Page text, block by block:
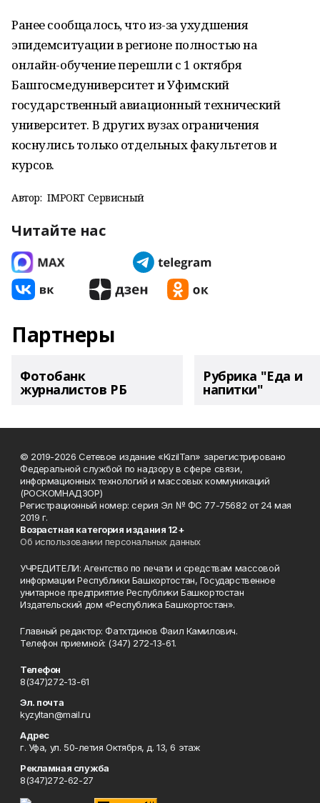
Ранее сообщалось, что из-за ухудшения
эпидемситуации в регионе полностью на
онлайн-обучение перешли с 1 октября
Башгосмедуниверситет и Уфимский
государственный авиационный технический
университет. В других вузах ограничения
коснулись только отдельных факультетов и
курсов.
Автор: IMPORT Сервисный
Читайте нас
Партнеры
Фотобанк
журналистов РБ
Рубрика "Еда и
напитки"
© 2019-2026 Сетевое издание «KizilTan» зарегистрировано
Федеральной службой по надзору в сфере связи,
информационных технологий и массовых коммуникаций
(РОСКОМНАДЗОР)
Регистрационный номер: серия Эл № ФС 77-75682 от 24 мая
2019 г.
Возрастная категория издания 12+
Об использовании персональных данных
УЧРЕДИТЕЛИ: Агентство по печати и средствам массовой
информации Республики Башкортостан, Государственное
унитарное предприятие Республики Башкортостан
Издательский дом «Республика Башкортостан».
Главный редактор: Фатхтдинов Фаил Камилович.
Телефон приемной: (347) 272-13-61.
Телефон
8(347)272-13-61
Эл. почта
kyzyltan@mail.ru
Адрес
г. Уфа, ул. 50-летия Октября, д. 13, 6 этаж
Рекламная служба
8(347)272-62-27